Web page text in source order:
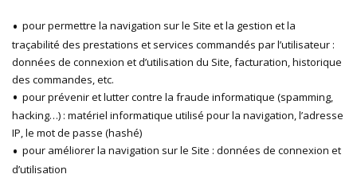
pour permettre la navigation sur le Site et la gestion et la
traçabilité des prestations et services commandés par l’utilisateur :
données de connexion et d’utilisation du Site, facturation, historique
des commandes, etc.
pour prévenir et lutter contre la fraude informatique (spamming,
hacking…) : matériel informatique utilisé pour la navigation, l’adresse
IP, le mot de passe (hashé)
pour améliorer la navigation sur le Site : données de connexion et
d’utilisation